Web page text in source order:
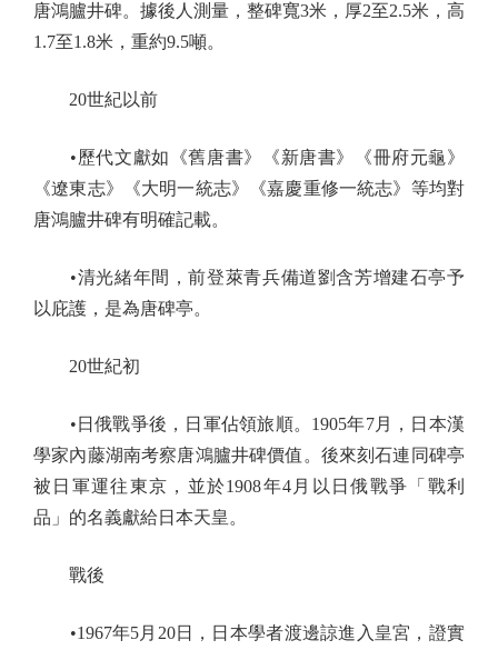
唐鴻臚井碑。據後人測量，整碑寬3米，厚2至2.5米，高
1.7至1.8米，重約9.5噸。
20世紀以前
•歷代文獻如《舊唐書》《新唐書》《冊府元龜》
《遼東志》《大明一統志》《嘉慶重修一統志》等均對
唐鴻臚井碑有明確記載。
•清光緒年間，前登萊青兵備道劉含芳增建石亭予
以庇護，是為唐碑亭。
20世紀初
•日俄戰爭後，日軍佔領旅順。1905年7月，日本漢
學家內藤湖南考察唐鴻臚井碑價值。後來刻石連同碑亭
被日軍運往東京，並於1908年4月以日俄戰爭「戰利
品」的名義獻給日本天皇。
戰後
•1967年5月20日，日本學者渡邊諒進入皇宮，證實